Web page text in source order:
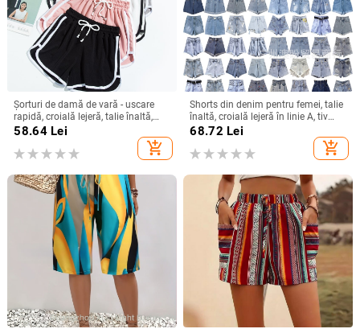
Șorturi de damă de vară - uscare
rapidă, croială lejeră, talie înaltă,
largi, pentru fitness și relaxare, Plus
58.64Lei
add_shopping_cart
Shorts din denim pentru femei, talie
înaltă, croială lejeră în linie A, tiv
franjat, ultra-scurți, vară 2025
68.72 Lei
add_shopping_cart